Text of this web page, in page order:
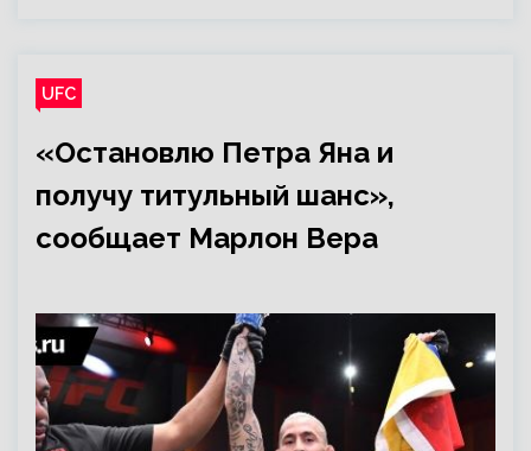
UFC
«Остановлю Петра Яна и
получу титульный шанс»,
сообщает Марлон Вера